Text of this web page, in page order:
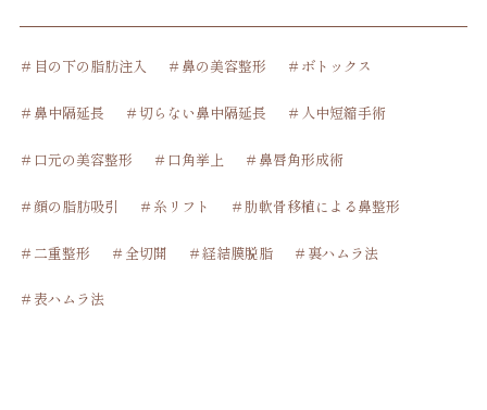
＃目の下の脂肪注入 ＃鼻の美容整形 ＃ボトックス
＃鼻中隔延長 ＃切らない鼻中隔延長 ＃人中短縮手術
＃口元の美容整形 ＃口角挙上 ＃鼻唇角形成術
＃顔の脂肪吸引 ＃糸リフト ＃肋軟骨移植による鼻整形
＃二重整形 ＃全切開 ＃経結膜脱脂 ＃裏ハムラ法
＃表ハムラ法